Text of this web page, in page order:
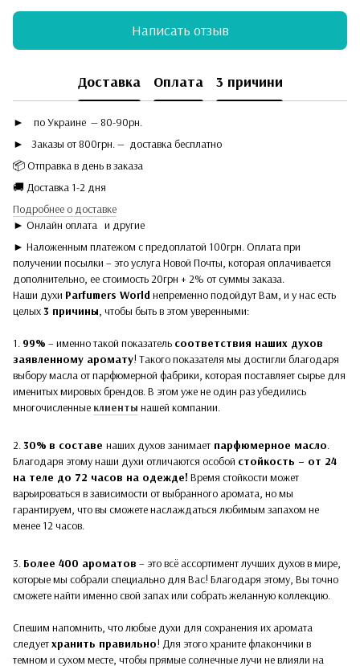
Написать отзыв
Доставка Оплата 3 причини
►
по Украине — 80-90рн.
► Заказы от 800грн. — доставка бесплатно
📦 Отправка в день в заказа
🚚 Доставка 1-2 дня
Подробнее о доставке
► Онлайн оплата и другие
► Наложенным платежом с предоплатой 100грн. Оплата при
получении посылки – это услуга Новой Почты, которая оплачивается
дополнительно, ее стоимость 20грн + 2% от суммы заказа.
Наши духи Parfumers World непременно подойдут Вам, и у нас есть
целых3 причины , чтобы быть в этом уверенными:
1. 99% – именно такой показатель соответствия наших духов
заявленному аромату! Такого показателя мы достигли благодаря
выбору масла от парфюмерной фабрики, которая поставляет сырье для
именитых мировых брендов. В этом уже не один раз убедились
многочисленные клиенты нашей компании.
2. 30% в составе наших духов занимает парфюмерное масло.
Благодаря этому наши духи отличаются особой стойкость – от 24
на теле до 72 часов на одежде! Время стойкости может
варьироваться в зависимости от выбранного аромата, но мы
гарантируем, что вы сможете наслаждаться любимым запахом не
менее 12 часов.
3. Более 400 ароматов – это всё ассортимент лучших духов в мире,
которые мы собрали специально для Вас! Благодаря этому, Вы точно
сможете найти именно свой запах или собрать желанную коллекцию.
Спешим напомнить, что любые духи для сохранения их аромата
следуетхранить правильно! Для этого храните флакончики в
темном и сухом месте, чтобы прямые солнечные лучи не влияли на